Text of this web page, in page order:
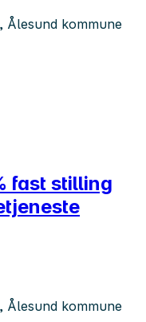
Ålesund kommune
fast stilling
Ålesund kommune